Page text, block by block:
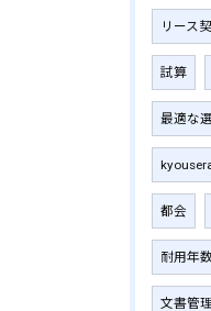
リース
試算
最適な
都会
耐用年数
文書管理